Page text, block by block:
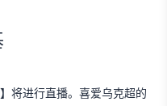
将进行直播。喜爱乌克超的